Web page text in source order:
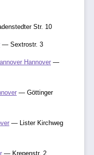
Str. 10
— Sextrostr. 3
Hannover —
— Göttinger
— Lister Kirchweg
— Krepenstr. 2